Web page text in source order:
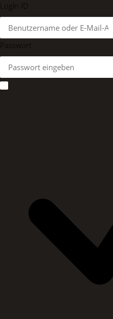
Login ID
Passwort